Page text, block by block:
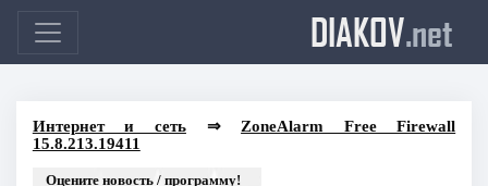
DIAKOV.net
Интернет и сеть⇒ ZoneAlarm Free Firewall
15.8.213.19411
Оцените новость / программу!